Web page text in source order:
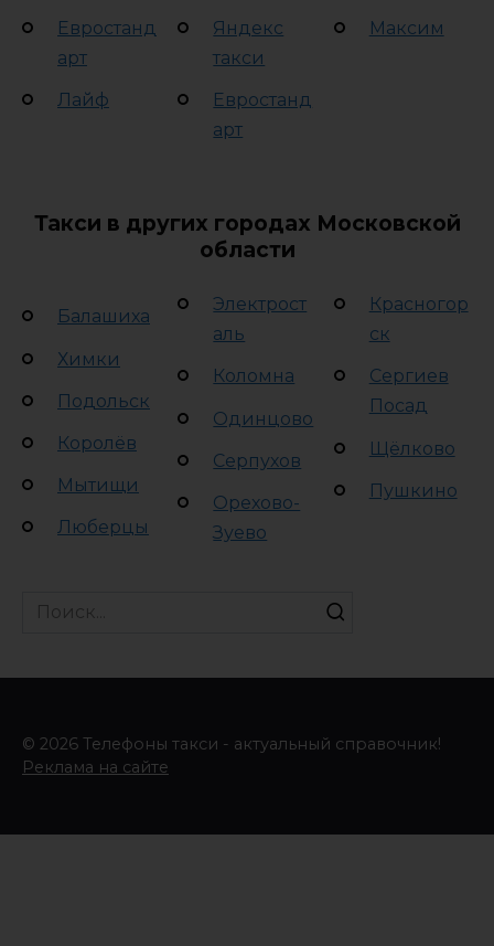
Евростанд
арт
Лайф
Яндекс
такси
Евростанд
арт
Максим
Такси в других городах Московской
области
Балашиха
Химки
Подольск
Королёв
Мытищи
Люберцы
Электрост
аль
Коломна
Одинцово
Серпухов
Орехово-
Зуево
Красногор
ск
Сергиев
Посад
Щёлково
Пушкино
Search
© 2026 Телефоны такси - актуальный справочник!
Реклама на сайте